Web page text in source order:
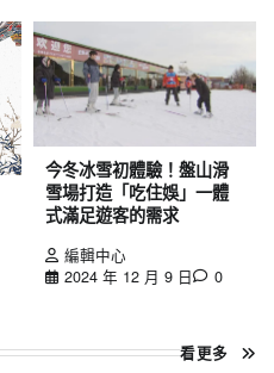
今冬冰雪初體驗！盤山滑
雪場打造「吃住娛」一體
式滿足遊客的需求
編輯中心
2024 年 12 月 9 日
0
看更多